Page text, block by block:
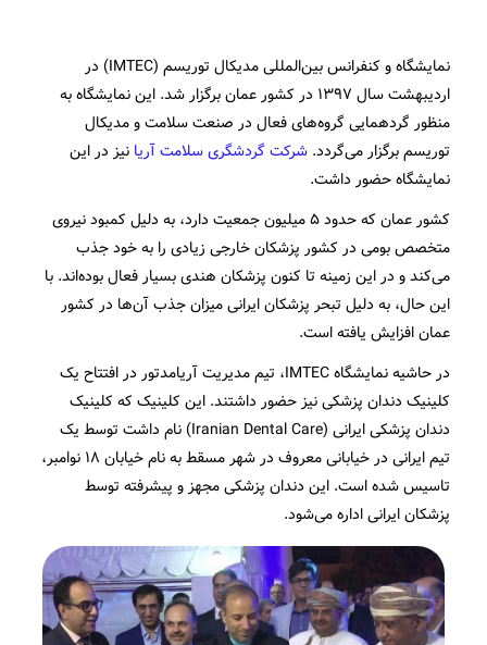
نمایشگاه و کنفرانس بین‌المللی مدیکال توریسم (IMTEC) در
اردیبهشت سال ۱۳۹۷ در کشور عمان برگزار شد. این نمایشگاه به
منظور گردهمایی گروه‌های فعال در صنعت سلامت و مدیکال
توریسم برگزار می‌گردد. شرکت گردشگری سلامت آریا نیز در این
نمایشگاه حضور داشت.
کشور عمان که حدود ۵ میلیون جمعیت دارد، به دلیل کمبود نیروی
متخصص بومی در کشور پزشکان خارجی زیادی را به خود جذب
می‌کند و در این زمینه تا کنون پزشکان هندی بسیار فعال بوده‌اند. با
این حال، به دلیل تبحر پزشکان ایرانی میزان جذب آن‌ها در کشور
عمان افزایش یافته است.
در حاشیه نمایشگاه IMTEC، تیم مدیریت آریامدتور در افتتاح یک
کلینیک دندان پزشکی نیز حضور داشتند. این کلینیک که کلینیک
دندان پزشکی ایرانی (Iranian Dental Care) نام داشت توسط یک
تیم ایرانی در خیابانی معروف در شهر مسقط به نام خیابان ۱۸ نوامبر،
تاسیس شده است. این دندان پزشکی مجهز و پیشرفته توسط
پزشکان ایرانی اداره می‌شود.